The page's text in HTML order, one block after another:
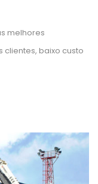
melhores
baixo custo